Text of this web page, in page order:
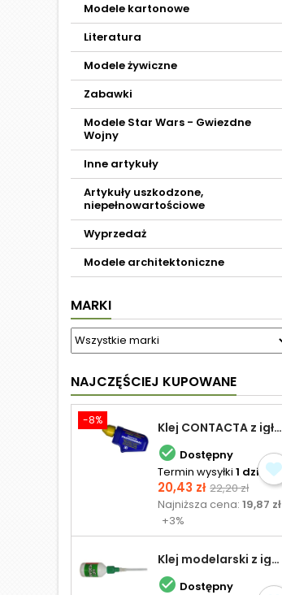
Modele kartonowe
Literatura
Modele żywiczne
Zabawki
Modele Star Wars - Gwiezdne
Wojny
Inne artykuły
Artykuły uszkodzone,
niepełnowartościowe
Wyprzedaż
Modele architektoniczne
MARKI
NAJCZĘŚCIEJ KUPOWANE
-8% Klej CONTACTA z igłą do plastiku 25,0 g
 Dostępny
Termin wysyłki 1 dzień
Cena
20,43 zł Cena
podstawowa
22,20 zł
Najniższa cena:19,87 zł
+3%
Klej modelarski z igłą 30 ml
 Dostępny